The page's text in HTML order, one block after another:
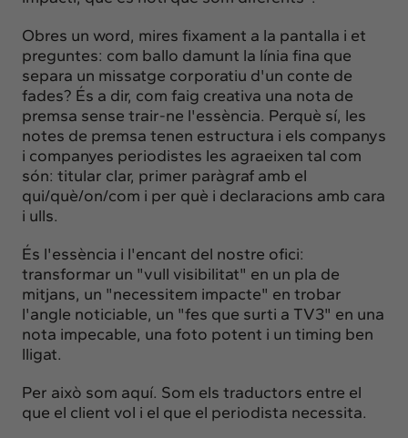
Obres un word, mires fixament a la pantalla i et
preguntes: com ballo damunt la línia fina que
separa un missatge corporatiu d'un conte de
fades? És a dir, com faig creativa una nota de
premsa sense trair-ne l'essència. Perquè sí, les
notes de premsa tenen estructura i els companys
i companyes periodistes les agraeixen tal com
són: titular clar, primer paràgraf amb el
qui/què/on/com i per què i declaracions amb cara
i ulls.
És l'essència i l'encant del nostre ofici:
transformar un "vull visibilitat" en un pla de
mitjans, un "necessitem impacte" en trobar
l'angle noticiable, un "fes que surti a TV3" en una
nota impecable, una foto potent i un timing ben
lligat.
Per això som aquí. Som els traductors entre el
que el client vol i el que el periodista necessita.